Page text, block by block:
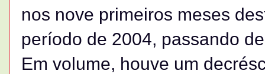
nos nove primeiros meses
período de 2004, passando
Em volume, houve um